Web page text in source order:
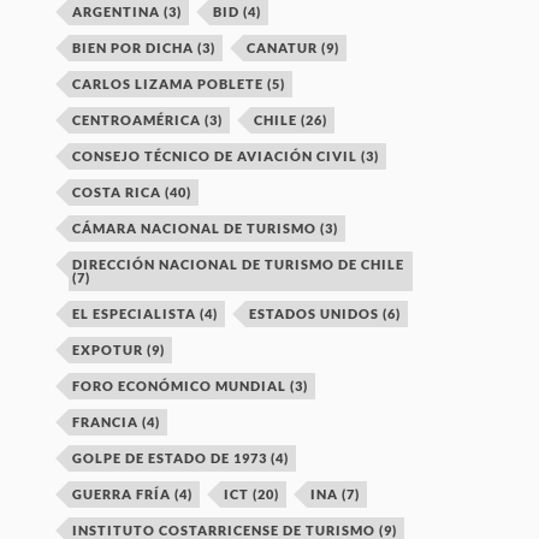
ARGENTINA (3) BID (4)
BIEN POR DICHA (3) CANATUR (9)
CARLOS LIZAMA POBLETE (5)
CENTROAMÉRICA (3) CHILE (26)
CONSEJO TÉCNICO DE AVIACIÓN CIVIL (3)
COSTA RICA (40)
CÁMARA NACIONAL DE TURISMO (3)
DIRECCIÓN NACIONAL DE TURISMO DE CHILE
(7)
EL ESPECIALISTA (4) ESTADOS UNIDOS (6)
EXPOTUR (9)
FORO ECONÓMICO MUNDIAL (3)
FRANCIA (4)
GOLPE DE ESTADO DE 1973 (4)
GUERRA FRÍA (4) ICT (20) INA (7)
INSTITUTO COSTARRICENSE DE TURISMO (9)